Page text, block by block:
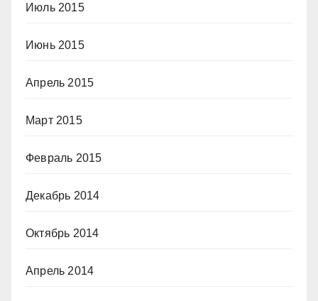
Июль 2015
Июнь 2015
Апрель 2015
Март 2015
Февраль 2015
Декабрь 2014
Октябрь 2014
Апрель 2014